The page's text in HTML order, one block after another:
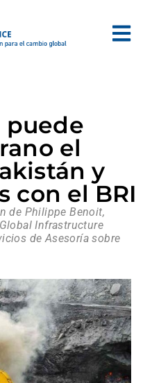
puede
el
y
con el BRI
de Philippe Benoit,
Infrastructure
de Asesoría sobre